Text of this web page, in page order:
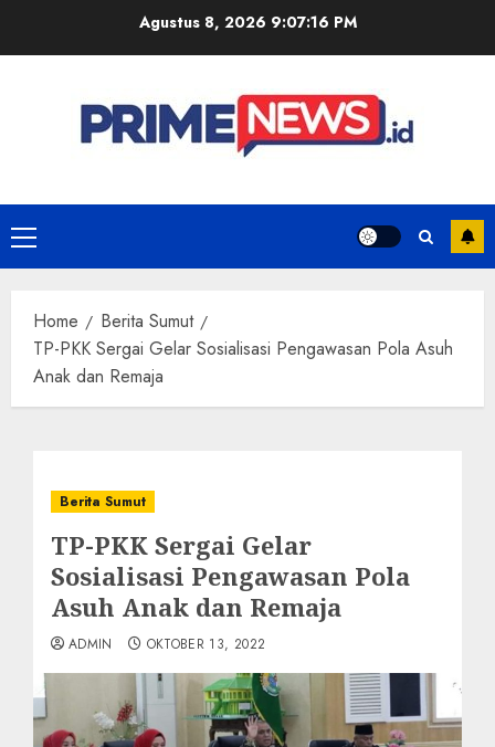
Agustus 8, 2026 9:07:17 PM
Primary
Menu
Home
Berita Sumut
TP-PKK Sergai Gelar Sosialisasi Pengawasan Pola Asuh
Anak dan Remaja
Berita Sumut
TP-PKK Sergai Gelar
Sosialisasi Pengawasan Pola
Asuh Anak dan Remaja
ADMIN OKTOBER 13, 2022